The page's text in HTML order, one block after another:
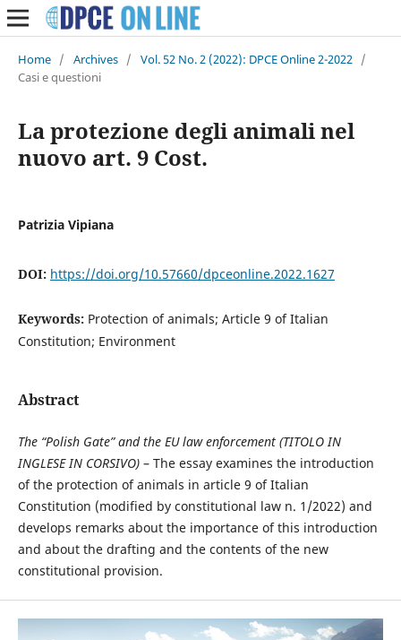
Home / Archives / Vol. 52 No. 2 (2022): DPCE Online 2-2022 /
Casi e questioni
La protezione degli animali nel
nuovo art. 9 Cost.
Patrizia Vipiana
DOI: https://doi.org/10.57660/dpceonline.2022.1627
Keywords: Protection of animals; Article 9 of Italian
Constitution; Environment
Abstract
The “Polish Gate” and the EU law enforcement (TITOLO IN
INGLESE IN CORSIVO)– The essay examines the introduction
of the protection of animals in article 9 of Italian
Constitution (modified by constitutional law n. 1/2022) and
develops remarks about the importance of this introduction
and about the drafting and the contents of the new
constitutional provision.